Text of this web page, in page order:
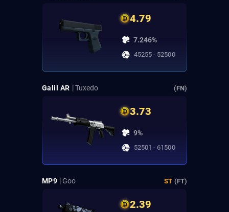
4.79
7.246%
45255 - 52500
Galil AR | Tuxedo (FN)
3.73
9%
52501 - 61500
MP9 | Goo ST (FT)
2.39